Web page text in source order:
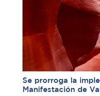
Se prorroga la
Manifestación de